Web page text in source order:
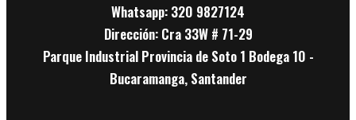
Whatsapp: 320 9827124
Dirección: Cra 33W # 71-29
Parque Industrial Provincia de Soto 1 Bodega 10 -
Bucaramanga, Santander